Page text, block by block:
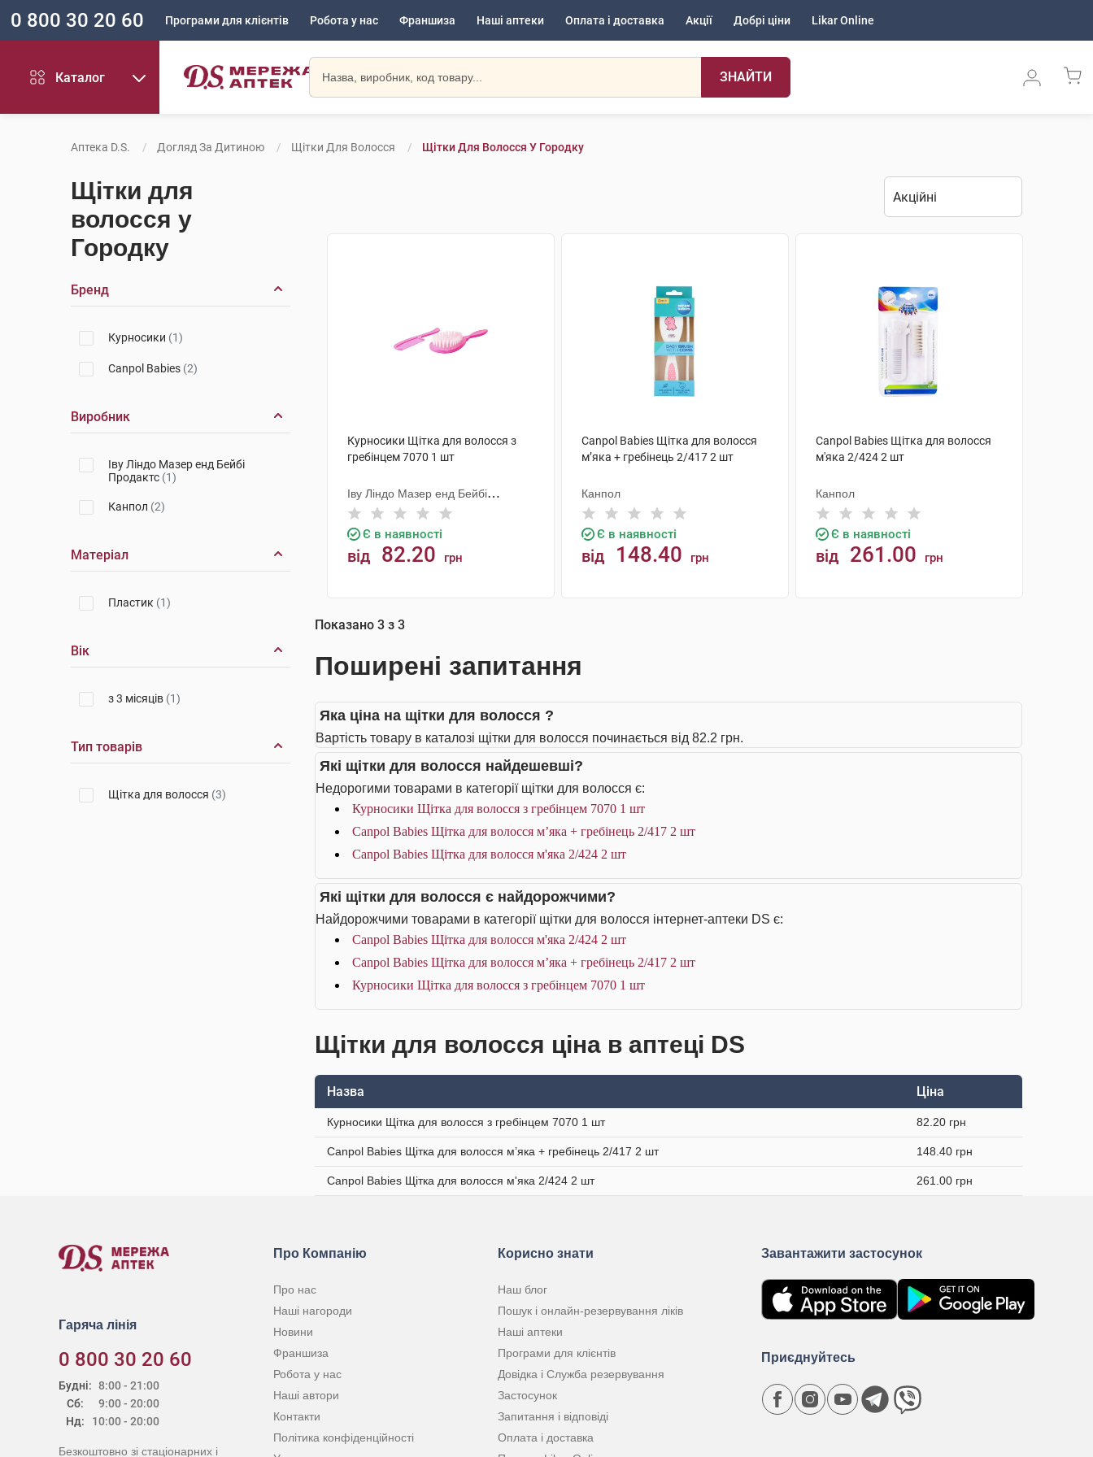
0 800 30 20 60 Програми для клієнтів Робота у нас Франшиза Наші аптеки Оплата і доставка Акції Добрі ціни Likar Online
Каталог ЗНАЙТИ
Аптека D.S. Догляд За Дитиною Щітки Для Волосся Щітки Для Волосся У Городку
Щітки для
волосся у
Городку
Бренд
Курносики (1)
Canpol Babies (2)
Виробник
Іву Ліндо Мазер енд Бейбі
Продактс (1)
Канпол (2)
Матеріал
Пластик (1)
Вік
з 3 місяців (1)
Тип товарів
Щітка для волосся (3)
Курносики Щітка для волосся з
гребінцем 7070 1 шт
Іву Ліндо Мазер енд Бейбі
Продактс
Є в наявності
від 82.20 грн
Canpol Babies Щітка для волосся
м’яка + гребінець 2/417 2 шт
Канпол
Є в наявності
від 148.40 грн
Canpol Babies Щітка для волосся
м'яка 2/424 2 шт
Канпол
Є в наявності
від 261.00 грн
Показано 3 з 3
Поширені запитання
Яка ціна на щітки для волосся ?
Вартість товару в каталозі щітки для волосся починається від 82.2 грн.
Які щітки для волосся найдешевші?
Недорогими товарами в категорії щітки для волосся є:
Курносики Щітка для волосся з гребінцем 7070 1 шт
Canpol Babies Щітка для волосся м’яка + гребінець 2/417 2 шт
Canpol Babies Щітка для волосся м'яка 2/424 2 шт
Які щітки для волосся є найдорожчими?
Найдорожчими товарами в категорії щітки для волосся інтернет-аптеки DS є:
Canpol Babies Щітка для волосся м'яка 2/424 2 шт
Canpol Babies Щітка для волосся м’яка + гребінець 2/417 2 шт
Курносики Щітка для волосся з гребінцем 7070 1 шт
Щітки для волосся ціна в аптеці DS
Назва Ціна
Курносики Щітка для волосся з гребінцем 7070 1 шт 82.20 грн
Canpol Babies Щітка для волосся м’яка + гребінець 2/417 2 шт 148.40 грн
Canpol Babies Щітка для волосся м'яка 2/424 2 шт 261.00 грн
Гаряча лінія
0 800 30 20 60
Будні:
Сб:
Нд:
8:00 - 21:00
9:00 - 20:00
10:00 - 20:00
Безкоштовно зі стаціонарних і
Про Компанію
Про нас
Наші нагороди
Новини
Франшиза
Робота у нас
Наші автори
Контакти
Політика конфіденційності
Корисно знати
Наш блог
Пошук і онлайн-резервування ліків
Наші аптеки
Програми для клієнтів
Довідка і Служба резервування
Застосунок
Запитання і відповіді
Оплата і доставка
Завантажити застосунок
Приєднуйтесь